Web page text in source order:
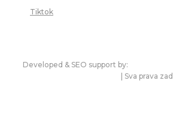
Tiktok
Developed & SEO support by:
| Sva prava